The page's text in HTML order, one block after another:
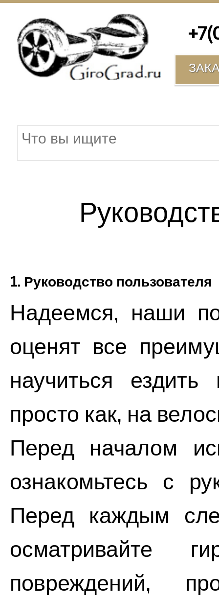
1. Руководство пользователя
Надеемся, наши
оценят все
научиться
просто как, на
Перед началом
ознакомьтесь с
Перед каждым
осматривайте
повреждений,